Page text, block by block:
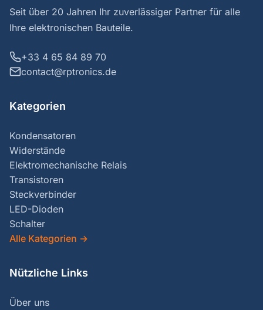
Seit über 20 Jahren Ihr zuverlässiger Partner für alle
Ihre elektronischen Bauteile.
+33 4 65 84 89 70
contact@rptronics.de
Kategorien
Kondensatoren
Widerstände
Elektromechanische Relais
Transistoren
Steckverbinder
LED-Dioden
Schalter
Alle Kategorien →
Nützliche Links
Über uns